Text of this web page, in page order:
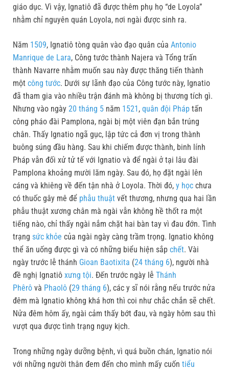
giáo dục. Vì vậy, Ignatiô đã được thêm phụ họ “de Loyola”
nhằm chỉ nguyên quán Loyola, nơi ngài được sinh ra.
Năm 1509, Ignatiô tòng quân vào đạo quân của Antonio
Manrique de Lara, Công tước thành Najera và Tổng trấn
thành Navarre nhằm muốn sau này được thăng tiến thành
một công tước. Dưới sự lãnh đạo của Công tước này, Ignatio
đã tham gia vào nhiều trận đánh mà không bị thương tích gì.
Nhưng vào ngày 20 tháng 5 năm 1521 , quân đội Pháp tấn
công pháo đài Pamplona, ngài bị một viên đạn bắn trúng
chân. Thấy Ignatio ngã gục, lập tức cả đơn vị trong thành
buông súng đầu hàng. Sau khi chiếm được thành, binh lính
Pháp vẫn đối xử tử tế với Ignatio và để ngài ở tại lâu đài
Pamplona khoảng mười lăm ngày. Sau đó, họ đặt ngài lên
cáng và khiêng về đến tận nhà ở Loyola. Thời đó, y học chưa
có thuốc gây mê để phẫu thuật vết thương, nhưng qua hai lần
phẫu thuật xương chân mà ngài vẫn không hề thốt ra một
tiếng nào, chỉ thấy ngài nắm chặt hai bàn tay vì đau đớn. Tình
trạng sức khỏe của ngài ngày càng trầm trọng. Ignatio không
thể ăn uống được gì và có những biểu hiện sắp chết. Vài
ngày trước lễ thánh Gioan Baotixita (24 tháng 6), người nhà
đề nghị Ignatiô xưng tội. Đến trước ngày lễ Thánh
Phêrô và Phaolô (29 tháng 6), các y sĩ nói rằng nếu trước nửa
đêm mà Ignatio không khá hơn thì coi như chắc chắn sẽ chết.
Nửa đêm hôm ấy, ngài cảm thấy bớt đau, và ngày hôm sau thì
vượt qua được tình trạng nguy kịch.
Trong những ngày dưỡng bệnh, vì quá buồn chán, Ignatio nói
với những người thân đem đến cho mình mấy cuốn tiểu